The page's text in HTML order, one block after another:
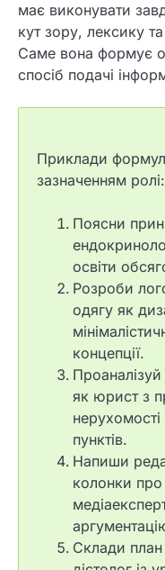
має виконувати
кут зору, лексику та
Саме вона формує
спосіб подачі
Приклади
зазначенням ролі:
Поясни
освіти
Розроби
одягу як
концепції.
як юрист з
пунктів.
Напиши
колонки про
Склади